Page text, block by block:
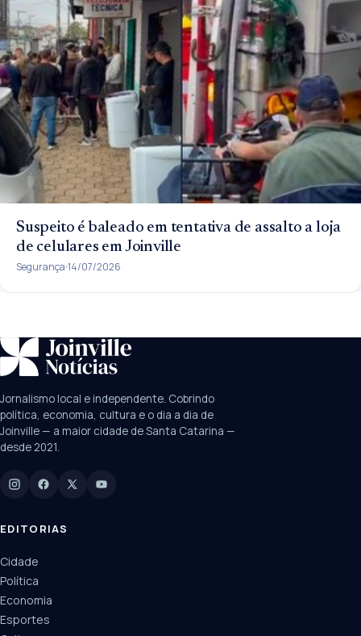
Suspeito é baleado em tentativa de assalto a loja
de celulares em Joinville
Segurança 14/07/2026
SUGESTÕES: JEC
Câmara
UPA Sul
Manchetes, colunistas e editorias do JN
Jornalismo local e independente. Cobrindo
política, economia, cultura e o dia a dia de
Joinville — a maior cidade de Santa Catarina —
desde 2021.
EDITORIAS
Cidade
Política
Economia
Esportes